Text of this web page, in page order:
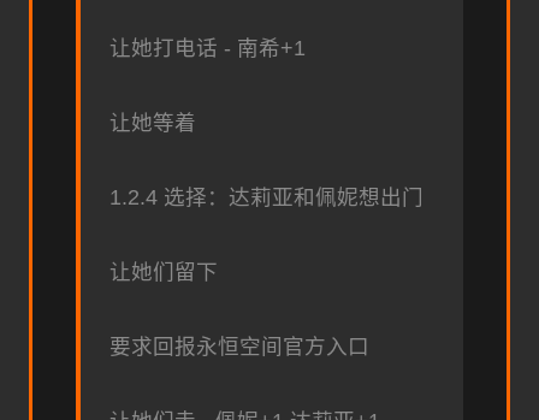
让她打电话 - 南希+1
让她等着
1.2.4 选择：达莉亚和佩妮想出门
让她们留下
要求回报永恒空间官方入口